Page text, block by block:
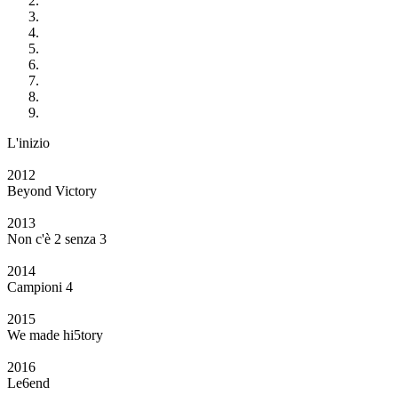
L'inizio
2012
Beyond Victory
2013
Non c'è 2 senza 3
2014
Campioni 4
2015
We made hi5tory
2016
Le6end